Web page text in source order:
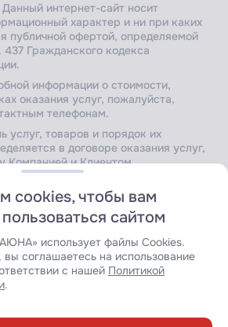
интернет-сайт носит
характер и ни при каких
публичной офертой, определяемой
Гражданского кодекса
информации о стоимости,
оказания услуг, пожалуйста,
телефонам.
услуг, товаров и порядок их
в договоре оказания услуг,
и Клиентом.
SmartCaptcha.Уведомление об
данных сервисом.
cookies, чтобы вам
сайтом
использует файлы Cookies.
вы соглашаетесь на использование
с нашей Политикой
.